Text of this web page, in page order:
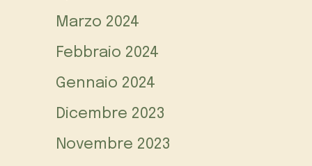
Marzo 2024
Febbraio 2024
Gennaio 2024
Dicembre 2023
Novembre 2023